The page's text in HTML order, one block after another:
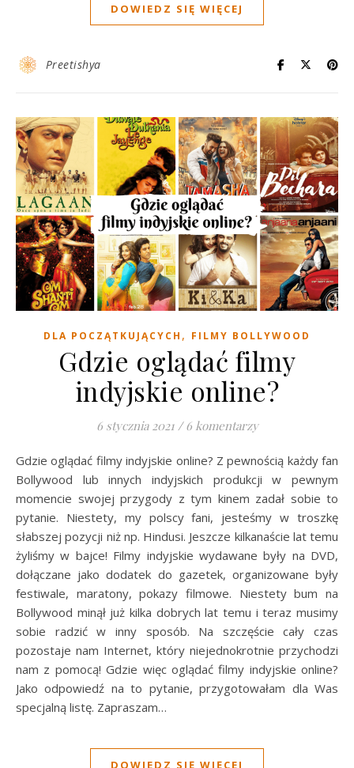
DOWIEDZ SIĘ WIĘCEJ
Preetishya
DLA POCZĄTKUJĄCYCH , FILMY BOLLYWOOD
Gdzie oglądać filmy
indyjskie online?
6 stycznia 2021 / 6 komentarzy
Gdzie oglądać filmy indyjskie online? Z pewnością każdy fan
Bollywood lub innych indyjskich produkcji w pewnym
momencie swojej przygody z tym kinem zadał sobie to
pytanie. Niestety, my polscy fani, jesteśmy w troszkę
słabszej pozycji niż np. Hindusi. Jeszcze kilkanaście lat temu
żyliśmy w bajce! Filmy indyjskie wydawane były na DVD,
dołączane jako dodatek do gazetek, organizowane były
festiwale, maratony, pokazy filmowe. Niestety bum na
Bollywood minął już kilka dobrych lat temu i teraz musimy
sobie radzić w inny sposób. Na szczęście cały czas
pozostaje nam Internet, który niejednokrotnie przychodzi
nam z pomocą! Gdzie więc oglądać filmy indyjskie online?
Jako odpowiedź na to pytanie, przygotowałam dla Was
specjalną listę. Zapraszam…
DOWIEDZ SIĘ WIĘCEJ